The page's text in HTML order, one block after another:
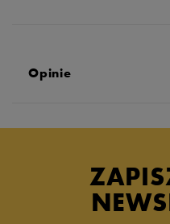
Opinie